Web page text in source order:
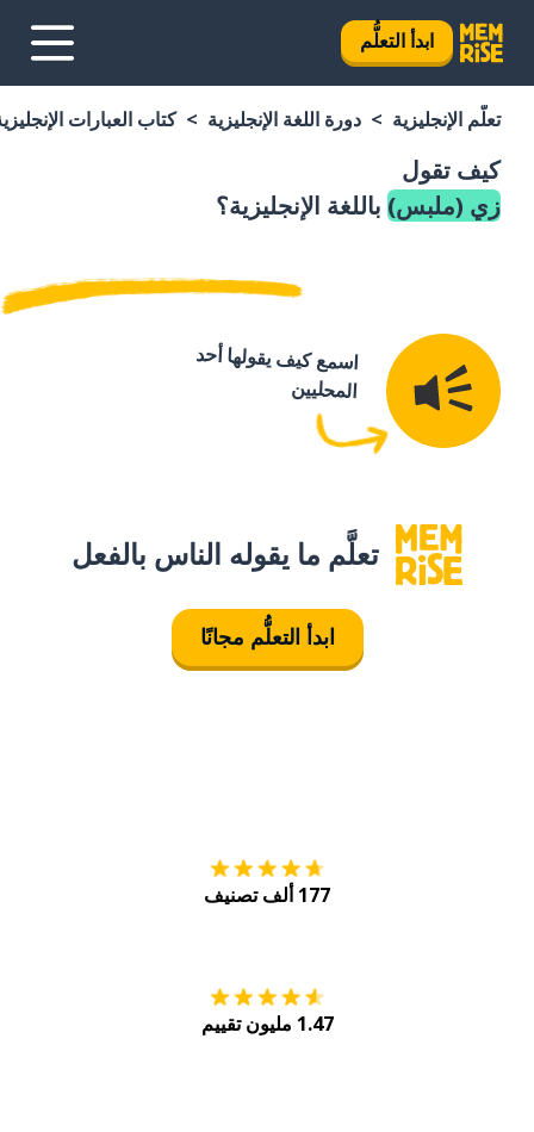
ابدأ التعلُّم
تعلَّم الإنجليزية دورة اللغة الإنجليزية كتاب العبارات
كيف تقول
زي (ملبس) باللغة الإنجليزية؟
اسمع كيف يقولها أحد
المحليين
تعلَّم ما يقوله الناس بالفعل
ابدأ التعلُّم مجانًا
177 ألف تصنيف
1.47 مليون تقييم